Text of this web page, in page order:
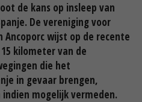
de kans op insleep van
De vereniging voor
Ancoporc wijst op de recente
kilometer van de
die het
in gevaar brengen,
mogelijk vermeden.